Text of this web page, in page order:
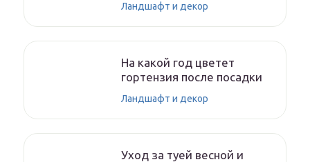
Ландшафт и декор
На какой год цветет
гортензия после посадки
Ландшафт и декор
Уход за туей весной и